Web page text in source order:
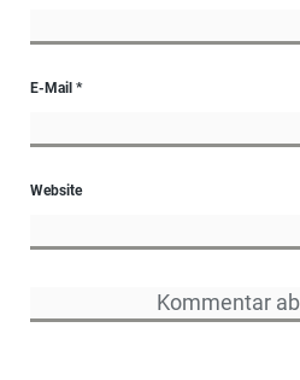
E-Mail *
Website